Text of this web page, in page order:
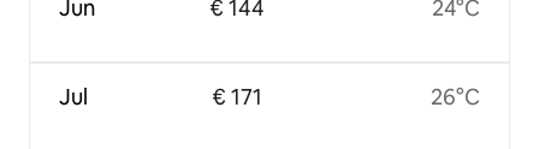
Jun
Jul
€ 144
€ 171
24°C
26°C